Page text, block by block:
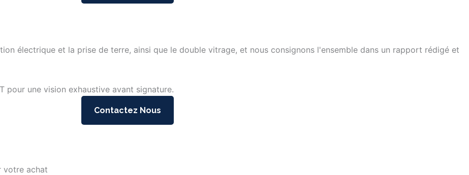
électrique et la prise de terre, ainsi que le double vitrage, et nous consignons l'ensemble dans un rapport rédigé et
une vision exhaustive avant signature.
Contactez Nous
votre achat